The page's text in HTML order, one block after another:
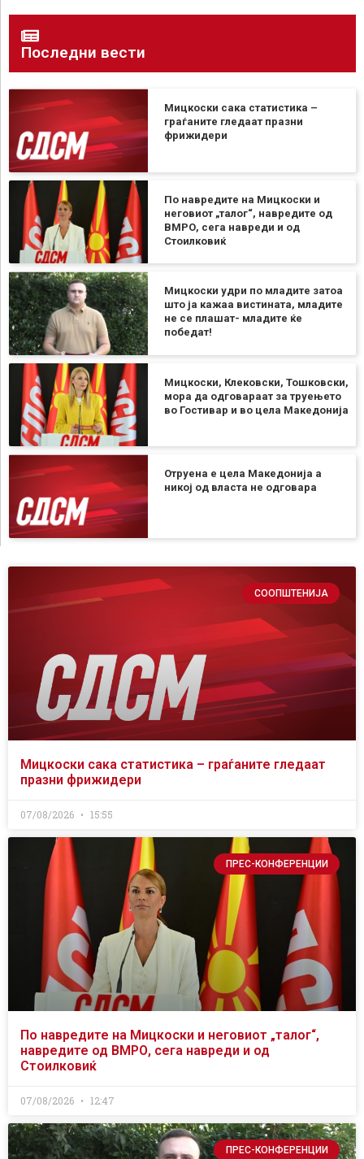
Последни вести
Мицкоски сака статистика –
граѓаните гледаат празни
фрижидери
По навредите на Мицкоски и
неговиот „талог“, навредите од
ВМРО, сега навреди и од
Стоилковиќ
Мицкоски удри по младите затоа
што ја кажаа вистината, младите
не се плашат- младите ќе
победат!
Мицкоски, Клековски, Тошковски,
мора да одговараат за труењето
во Гостивар и во цела Македонија
Отруена е цела Македонија а
никој од власта не одговара
СООПШТЕНИЈА
Мицкоски сака статистика – граѓаните гледаат
празни фрижидери
07/08/2026 15:55
ПРЕС-КОНФЕРЕНЦИИ
По навредите на Мицкоски и неговиот „талог“,
навредите од ВМРО, сега навреди и од
Стоилковиќ
07/08/2026 12:47
ПРЕС-КОНФЕРЕНЦИИ